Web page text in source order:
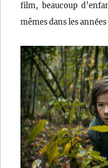
film, beaucoup
mêmes dans les